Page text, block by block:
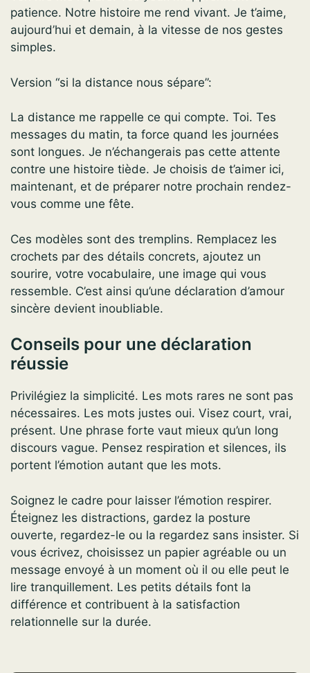
patience. Notre histoire me rend vivant. Je t’aime,
aujourd’hui et demain, à la vitesse de nos gestes
simples.
Version “si la distance nous sépare”:
La distance me rappelle ce qui compte. Toi. Tes
messages du matin, ta force quand les journées
sont longues. Je n’échangerais pas cette attente
contre une histoire tiède. Je choisis de t’aimer ici,
maintenant, et de préparer notre prochain rendez-
vous comme une fête.
Ces modèles sont des tremplins. Remplacez les
crochets par des détails concrets, ajoutez un
sourire, votre vocabulaire, une image qui vous
ressemble. C’est ainsi qu’une déclaration d’amour
sincère devient inoubliable.
Conseils pour une déclaration
réussie
Privilégiez la simplicité. Les mots rares ne sont pas
nécessaires. Les mots justes oui. Visez court, vrai,
présent. Une phrase forte vaut mieux qu’un long
discours vague. Pensez respiration et silences, ils
portent l’émotion autant que les mots.
Soignez le cadre pour laisser l’émotion respirer.
Éteignez les distractions, gardez la posture
ouverte, regardez-le ou la regardez sans insister. Si
vous écrivez, choisissez un papier agréable ou un
message envoyé à un moment où il ou elle peut le
lire tranquillement. Les petits détails font la
différence et contribuent à la satisfaction
relationnelle sur la durée.